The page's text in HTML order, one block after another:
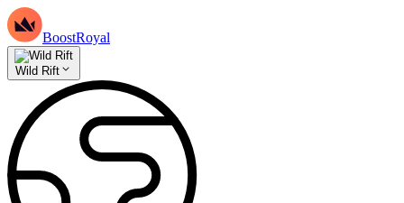
BoostRoyal
Wild Rift